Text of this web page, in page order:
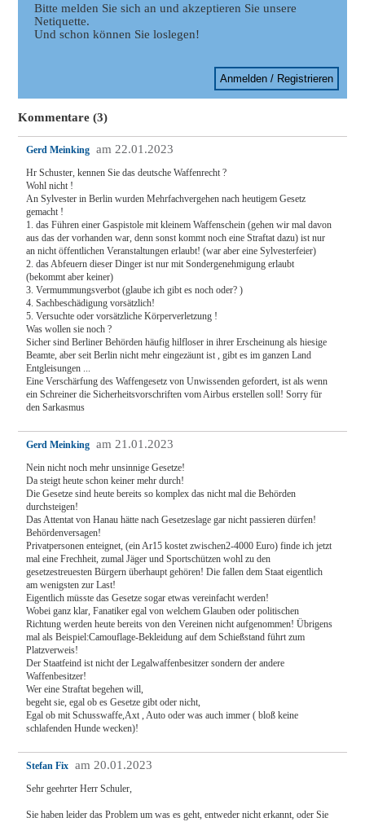
Bitte melden Sie sich an und akzeptieren Sie unsere
Netiquette.
Und schon können Sie loslegen!
Anmelden / Registrieren
Kommentare (3)
Gerd Meinking am 22.01.2023
Hr Schuster, kennen Sie das deutsche Waffenrecht ?
Wohl nicht !
An Sylvester in Berlin wurden Mehrfachvergehen nach heutigem Gesetz
gemacht !
1. das Führen einer Gaspistole mit kleinem Waffenschein (gehen wir mal davon
aus das der vorhanden war, denn sonst kommt noch eine Straftat dazu) ist nur
an nicht öffentlichen Veranstaltungen erlaubt! (war aber eine Sylvesterfeier)
2. das Abfeuern dieser Dinger ist nur mit Sondergenehmigung erlaubt
(bekommt aber keiner)
3. Vermummungsverbot (glaube ich gibt es noch oder? )
4. Sachbeschädigung vorsätzlich!
5. Versuchte oder vorsätzliche Körperverletzung !
Was wollen sie noch ?
Sicher sind Berliner Behörden häufig hilfloser in ihrer Erscheinung als hiesige
Beamte, aber seit Berlin nicht mehr eingezäunt ist , gibt es im ganzen Land
Entgleisungen ...
Eine Verschärfung des Waffengesetz von Unwissenden gefordert, ist als wenn
ein Schreiner die Sicherheitsvorschriften vom Airbus erstellen soll! Sorry für
den Sarkasmus
Gerd Meinking am 21.01.2023
Nein nicht noch mehr unsinnige Gesetze!
Da steigt heute schon keiner mehr durch!
Die Gesetze sind heute bereits so komplex das nicht mal die Behörden
durchsteigen!
Das Attentat von Hanau hätte nach Gesetzeslage gar nicht passieren dürfen!
Behördenversagen!
Privatpersonen enteignet, (ein Ar15 kostet zwischen2-4000 Euro) finde ich jetzt
mal eine Frechheit, zumal Jäger und Sportschützen wohl zu den
gesetzestreuesten Bürgern überhaupt gehören! Die fallen dem Staat eigentlich
am wenigsten zur Last!
Eigentlich müsste das Gesetze sogar etwas vereinfacht werden!
Wobei ganz klar, Fanatiker egal von welchem Glauben oder politischen
Richtung werden heute bereits von den Vereinen nicht aufgenommen! Übrigens
mal als Beispiel:Camouflage-Bekleidung auf dem Schießstand führt zum
Platzverweis!
Der Staatfeind ist nicht der Legalwaffenbesitzer sondern der andere
Waffenbesitzer!
Wer eine Straftat begehen will,
begeht sie, egal ob es Gesetze gibt oder nicht,
Egal ob mit Schusswaffe,Axt , Auto oder was auch immer ( bloß keine
schlafenden Hunde wecken)!
Stefan Fix am 20.01.2023
Sehr geehrter Herr Schuler,
Sie haben leider das Problem um was es geht, entweder nicht erkannt, oder Sie